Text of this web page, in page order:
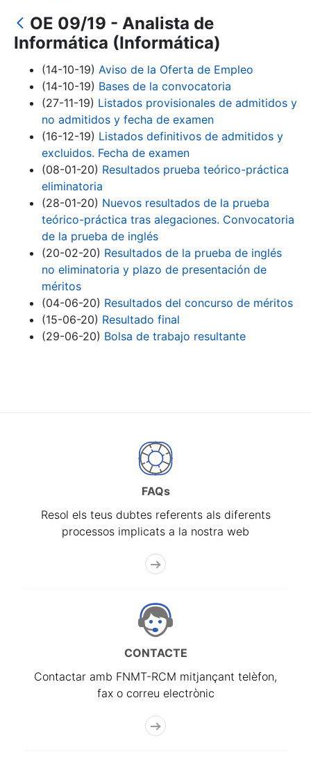
Mostra/Amaga
Mostra/Amaga
Mostra/Amaga
OE 09/19 - Analista de
Informática (Informática)
(14-10-19) Aviso de la Oferta de Empleo
(14-10-19) Bases de la convocatoria
(27-11-19) Listados provisionales de admitidos y
no admitidos y fecha de examen
(16-12-19) Listados definitivos de admitidos y
excluidos. Fecha de examen
(08-01-20) Resultados prueba teórico-práctica
eliminatoria
(28-01-20) Nuevos resultados de la prueba
teórico-práctica tras alegaciones. Convocatoria
de la prueba de inglés
(20-02-20) Resultados de la prueba de inglés
no eliminatoria y plazo de presentación de
méritos
(04-06-20) Resultados del concurso de méritos
(15-06-20) Resultado final
(29-06-20) Bolsa de trabajo resultante
FAQs
Resol els teus dubtes referents als diferents
processos implicats a la nostra web
CONTACTE
Contactar amb FNMT-RCM mitjançant telèfon,
fax o correu electrònic